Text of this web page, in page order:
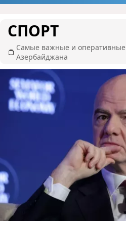
СПОРТ
Самые важные и оперативные
Азербайджана